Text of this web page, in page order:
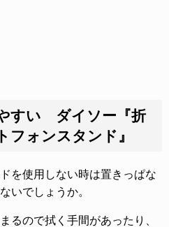
すい ダイソー『折
フォンスタンド』
を使用しない時は置きっぱな
いでしょうか。
るので拭く手間があったり、